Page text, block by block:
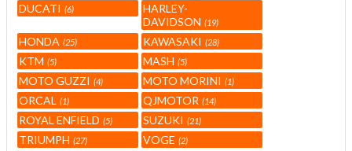
DUCATI 6
HARLEY-
DAVIDSON
19
HONDA 25 KAWASAKI 28
KTM 5 MASH 5
MOTO GUZZI 4 MOTO MORINI 1
ORCAL 1 QJMOTOR 14
ROYAL ENFIELD 5 SUZUKI 21
TRIUMPH 27 VOGE 2